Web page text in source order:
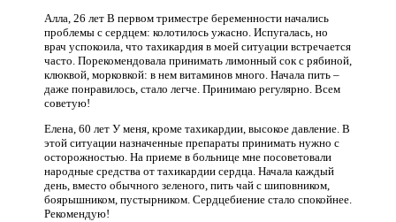
Алла, 26 лет ­В первом триместре беременности начались
проблемы с сердцем: колотилось ужасно. Испугалась, но
врач успокоила, что тахикардия в моей ситуации встречается
часто. Порекомендовала принимать лимонный сок с рябиной,
клюквой, морковкой: в нем витаминов много. Начала пить –
даже понравилось, стало легче. Принимаю регулярно. Всем
советую!
Елена, 60 лет ­У меня, кроме тахикардии, высокое давление. В
этой ситуации назначенные препараты принимать нужно с
осторожностью. На приеме в больнице мне посоветовали
народные средства от тахикардии сердца. Начала каждый
день, вместо обычного зеленого, пить чай с шиповником,
боярышником, пустырником. Сердцебиение стало спокойнее.
Рекомендую!